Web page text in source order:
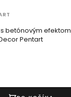
betónovým efektom
Pentart